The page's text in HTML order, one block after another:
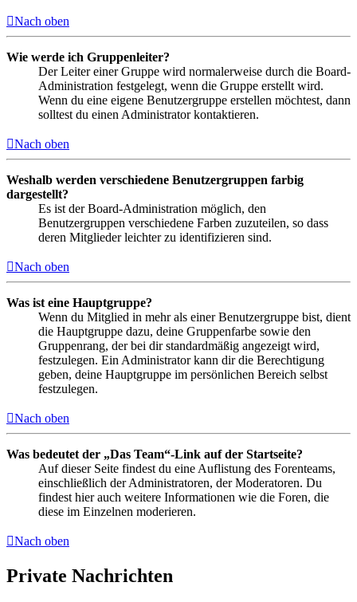
Nach oben
Wie werde ich Gruppenleiter?
Der Leiter einer Gruppe wird normalerweise durch die Board-
Administration festgelegt, wenn die Gruppe erstellt wird.
Wenn du eine eigene Benutzergruppe erstellen möchtest, dann
solltest du einen Administrator kontaktieren.
Nach oben
Weshalb werden verschiedene Benutzergruppen farbig
dargestellt?
Es ist der Board-Administration möglich, den
Benutzergruppen verschiedene Farben zuzuteilen, so dass
deren Mitglieder leichter zu identifizieren sind.
Nach oben
Was ist eine Hauptgruppe?
Wenn du Mitglied in mehr als einer Benutzergruppe bist, dient
die Hauptgruppe dazu, deine Gruppenfarbe sowie den
Gruppenrang, der bei dir standardmäßig angezeigt wird,
festzulegen. Ein Administrator kann dir die Berechtigung
geben, deine Hauptgruppe im persönlichen Bereich selbst
festzulegen.
Nach oben
Was bedeutet der „Das Team“-Link auf der Startseite?
Auf dieser Seite findest du eine Auflistung des Forenteams,
einschließlich der Administratoren, der Moderatoren. Du
findest hier auch weitere Informationen wie die Foren, die
diese im Einzelnen moderieren.
Nach oben
Private Nachrichten